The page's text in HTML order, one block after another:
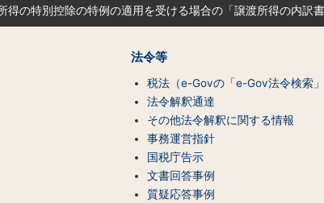
得の特別控除の特例の適用を受ける場合の「譲渡所得の内訳
法令等
税法（e-Govの「e-Gov法令検索」
法令解釈通達
その他法令解釈に関する情報
事務運営指針
国税庁告示
文書回答事例
質疑応答事例